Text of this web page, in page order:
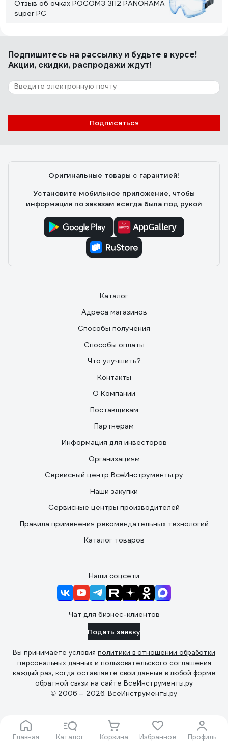
Главная Каталог Корзина Избранное Профиль
Отзыв об очках РОСОМЗ ЗП2 PANORAMA
super PC
Легкие прозрачные очки с отличным панорамным
мягким стеклом, не искажающем изображение, не
не потеют при интенсивном передвижении с
обильным потоотделением при минусовой
Подпишитесь на рассылкуи будьте в курсе!
Акции, скидки, распродажи ждут!
Подписаться
Оригинальные товары с гарантией!
Установите мобильное приложение, чтобы
информация по заказам всегда была под рукой
Каталог
Адреса магазинов
Способы получения
Способы оплаты
Что улучшить?
Контакты
О Компании
Поставщикам
Партнерам
Информация для инвесторов
Организациям
Сервисный центр ВсеИнструменты.ру
Наши закупки
Сервисные центры производителей
Правила применения рекомендательных технологий
Каталог товаров
Наши соцсети
Чат для бизнес-клиентов
Подать заявку
Вы принимаете условия политики в отношении обработки
персональных данных и пользовательского соглашения
каждый раз, когда оставляете свои данные в любой форме
обратной связи на сайте ВсеИнструменты.ру
© 2006 — 2026. ВсеИнструменты.ру